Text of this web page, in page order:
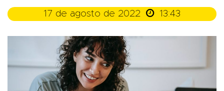
17 de agosto de 2022  13:43